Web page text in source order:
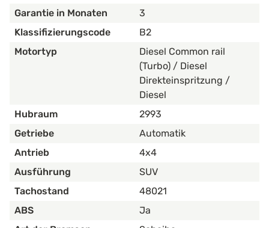
Garantie in Monaten
3
Klassifizierungscode
B2
Motortyp
Diesel Common rail
(Turbo) / Diesel
Direkteinspritzung /
Diesel
Hubraum
2993
Getriebe
Automatik
Antrieb
4x4
Ausführung
SUV
Tachostand
48021
ABS
Ja